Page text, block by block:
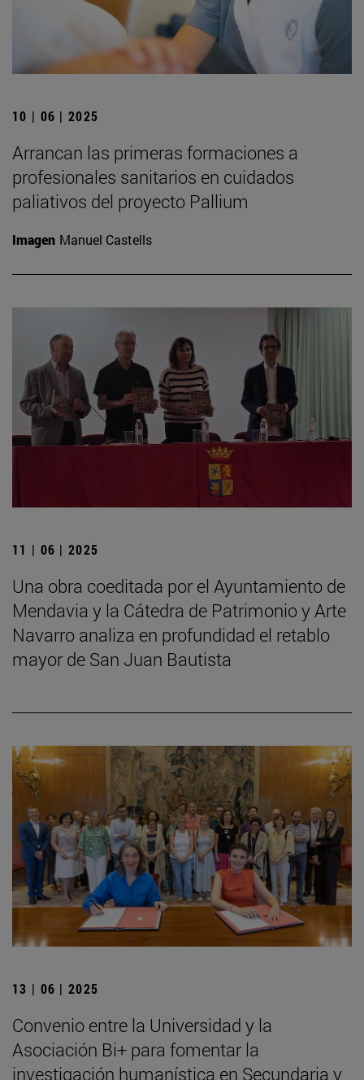
10 | 06 | 2025
Arrancan las primeras formaciones a
profesionales sanitarios en cuidados
paliativos del proyecto Pallium
Imagen Manuel Castells
11 | 06 | 2025
Una obra coeditada por el Ayuntamiento de
Mendavia y la Cátedra de Patrimonio y Arte
Navarro analiza en profundidad el retablo
mayor de San Juan Bautista
13 | 06 | 2025
Convenio entre la Universidad y la
Asociación Bi+ para fomentar la
investigación humanística en Secundaria y